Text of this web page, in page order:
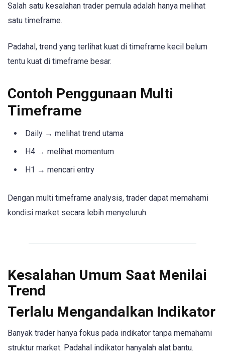
Salah satu kesalahan trader pemula adalah hanya melihat
satu timeframe.
Padahal, trend yang terlihat kuat di timeframe kecil belum
tentu kuat di timeframe besar.
Contoh Penggunaan Multi
Timeframe
Daily → melihat trend utama
H4 → melihat momentum
H1 → mencari entry
Dengan multi timeframe analysis, trader dapat memahami
kondisi market secara lebih menyeluruh.
Kesalahan Umum Saat Menilai
Trend
Terlalu Mengandalkan Indikator
Banyak trader hanya fokus pada indikator tanpa memahami
struktur market. Padahal indikator hanyalah alat bantu.